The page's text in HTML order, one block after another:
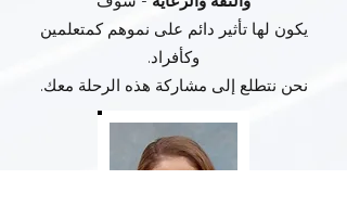
يكون لها تأثير دائم على نموهم كمتعلمين
وكأفراد.
نحن نتطلع إلى مشاركة هذه الرحلة معك.